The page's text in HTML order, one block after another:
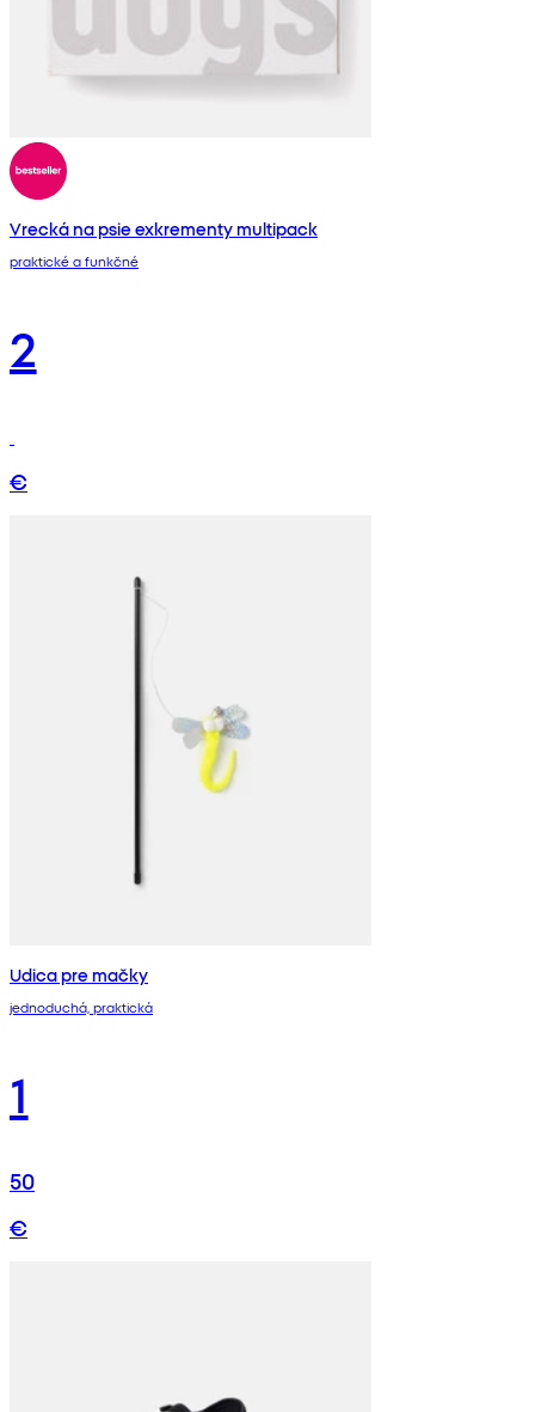
Vrecká na psie exkrementy multipack
praktické a funkčné
2
€
Udica pre mačky
jednoduchá, praktická
1
50
€